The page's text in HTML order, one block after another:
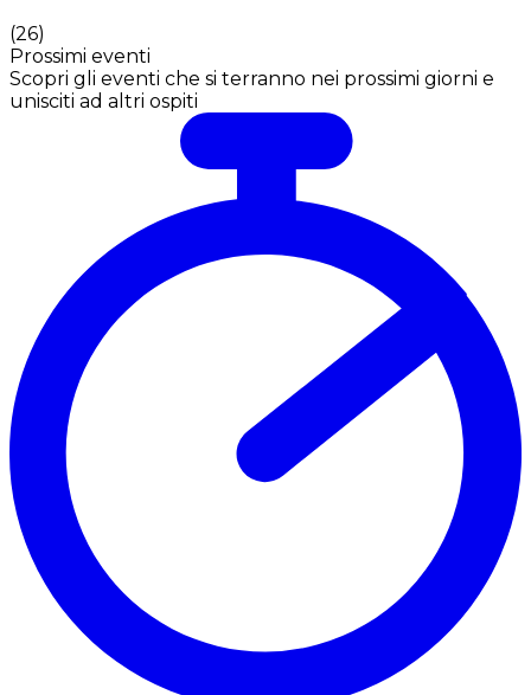
(26)
Prossimi eventi
Scopri gli eventi che si terranno nei prossimi giorni e
unisciti ad altri ospiti